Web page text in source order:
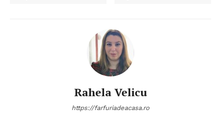
Politica de Confidențialitate
Contact
Rahela Velicu
https://farfuriadeacasa.ro